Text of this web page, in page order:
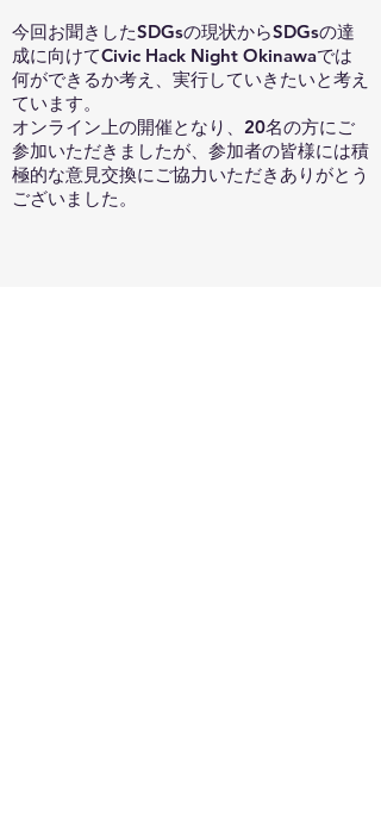
今回お聞きしたSDGsの現状からSDGsの達
成に向けてCivic Hack Night Okinawaでは
何ができるか考え、実行していきたいと考え
ています。
オンライン上の開催となり、20名の方にご
参加いただきましたが、参加者の皆様には積
極的な意見交換にご協力いただきありがとう
ございました。